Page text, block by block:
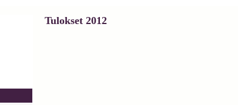
Tulokset 2012